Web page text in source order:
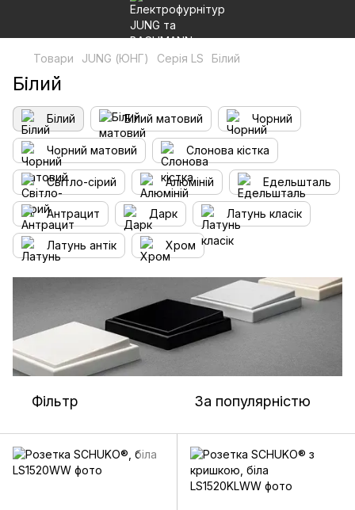
Товари JUNG (ЮНГ) Серія LS Білий
Білий
Білий Білий матовий Чорний
Чорний матовий Слонова кістка
Світло-сірий Алюміній Едельшталь
Антрацит Дарк Латунь класік
Латунь антік Хром
Фільтр За популярністю